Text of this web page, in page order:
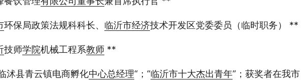
环保局政策法规科科长、 临沂市经济技术开发区党委委员（临时职务） **
技师学院机械工程系教师 **
沭县青云镇电商孵化中心总经理“；“临沂市十大杰出青年”；获奖者在我市